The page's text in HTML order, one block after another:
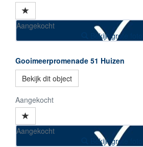
Aangekocht
Bekijk grote foto's
Gooimeerpromenade 51 Huizen
Bekijk dit object
Aangekocht
Aangekocht
Bekijk grote foto's